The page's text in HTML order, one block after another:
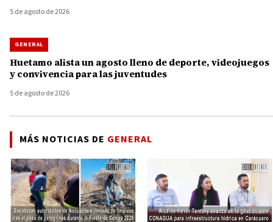
5 de agosto de 2026
GENERAL
Huetamo alista un agosto lleno de deporte, videojuegos
y convivencia para las juventudes
5 de agosto de 2026
MÁS NOTICIAS DE GENERAL